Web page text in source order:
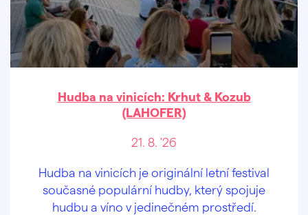
Hudba na vinicích: Krhut & Kozub
(LAHOFER)
21. 8. '26
Hudba na vinicích je originální letní festival
současné populární hudby, který spojuje
hudbu a víno v jedinečném prostředí.